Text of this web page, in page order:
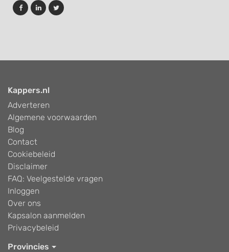
Kappers.nl
Adverteren
Algemene voorwaarden
Blog
Contact
Cookiebeleid
Disclaimer
FAQ: Veelgestelde vragen
Inloggen
Over ons
Kapsalon aanmelden
Privacybeleid
Provincies